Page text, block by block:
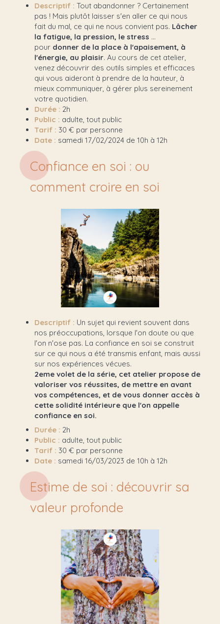
Descriptif : Tout abandonner ? Certainement
pas ! Mais plutôt laisser s'en aller ce qui nous
fait du mal, ce qui ne nous convient pas. Lâcher
la fatigue, la pression, le stress ...
pour donner de la place à l'apaisement, à
l'énergie, au plaisir. Au cours de cet atelier,
venez découvrir des outils simples et efficaces
qui vous aideront à prendre de la hauteur, à
mieux communiquer, à gérer plus sereinement
votre quotidien.
Durée : 2h
Public : adulte, tout public
Tarif : 30 € par personne
Date : samedi 17/02/2024 de 10h à 12h
Confiance en soi : ou
comment croire en soi
Descriptif : Un sujet qui revient souvent dans
nos préoccupations, lorsque l'on doute ou que
l'on n'ose pas. La confiance en soi se construit
sur ce qui nous a été transmis enfant, mais aussi
sur nos expériences vécues.
2eme volet de la série, cet atelier propose de
valoriser vos réussites, de mettre en avant
vos compétences, et de vous donner accès à
cette solidité intérieure que l'on appelle
confiance en soi.
Durée : 2h
Public : adulte, tout public
Tarif : 30 € par personne
Date : samedi 16/03/2023 de 10h à 12h
Estime de soi : découvrir sa
valeur profonde